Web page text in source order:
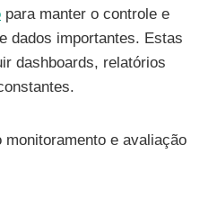
para manter o controle e
dados importantes. Estas
dashboards, relatórios
e avaliação